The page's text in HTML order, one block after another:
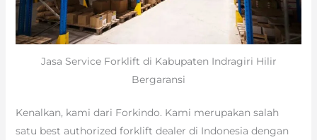
Jasa Service Forklift di Kabupaten Indragiri Hilir
Bergaransi
Kenalkan, kami dari Forkindo. Kami merupakan salah
satu best authorized forklift dealer di Indonesia dengan